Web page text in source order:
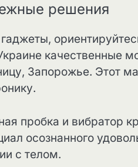
решения
качественные
Запорожье. Этот
пробка и вибратор
осознанного
с телом.